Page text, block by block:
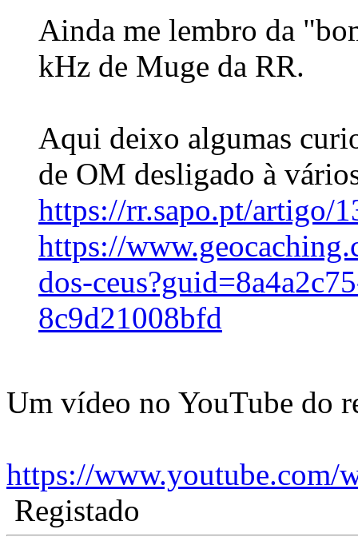
Ainda me lembro da
kHz de Muge da RR.
Aqui deixo algumas
de OM desligado à
https://rr.sapo.pt/artigo/
https://
dos-
8c9d21008bfd
Um vídeo no YouTube do
https://www.youtube.com/
Registado